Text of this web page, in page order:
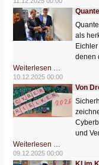
senkt
Servern
als
denen
Weiterlesen …
sollen
weniger
werden
10.12.2025 00:00
Von
und
Weiterlesen …
bis
09.12.2025 00:00